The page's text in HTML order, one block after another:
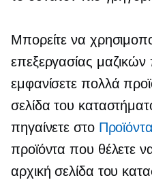
Μπορείτε να
επεξεργασίας μαζικών
εμφανίσετε πολλά
σελίδα του
πηγαίνετε στο Προϊόντα
προϊόντα που θέλετε
αρχική σελίδα του